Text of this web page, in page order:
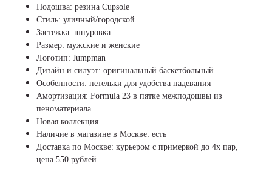
Подошва: резина Cupsole
Стиль: уличный/городской
Застежка: шнуровка
Размер: мужские и женские
Логотип: Jumpman
Дизайн и силуэт: оригинальный баскетбольный
Особенности: петельки для удобства надевания
Амортизация: Formula 23 в пятке межподошвы из
пеноматериала
Новая коллекция
Наличие в магазине в Москве: есть
Доставка по Москве: курьером с примеркой до 4х пар,
цена 550 рублей